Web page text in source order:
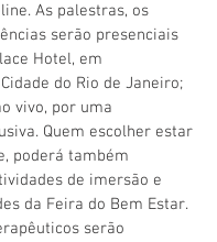
As palestras, os
serão presenciais
Hotel, em
do Rio de Janeiro;
vivo, por uma
Quem escolher estar
poderá também
de imersão e
da Feira do Bem Estar.
serão